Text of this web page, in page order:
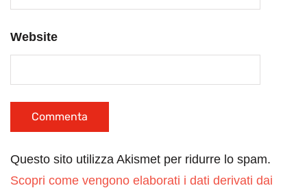
Website
Questo sito utilizza Akismet per ridurre lo spam.
Scopri come vengono elaborati i dati derivati dai